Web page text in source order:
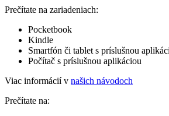
Prečítate na zariadeniach:
Pocketbook
Kindle
Smartfón či tablet s príslušnou
Počítač s príslušnou aplikáciou
Viac informácií v našich návodoch
Prečítate na: